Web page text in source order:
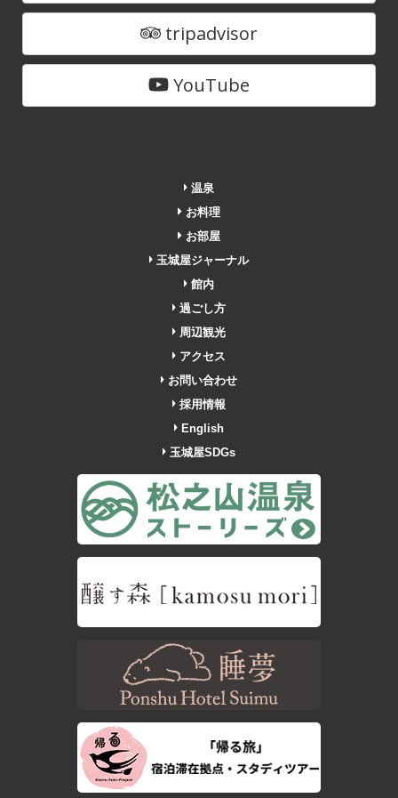
tripadvisor
YouTube
温泉
お料理
お部屋
玉城屋ジャーナル
館内
過ごし方
周辺観光
アクセス
お問い合わせ
採用情報
English
玉城屋SDGs